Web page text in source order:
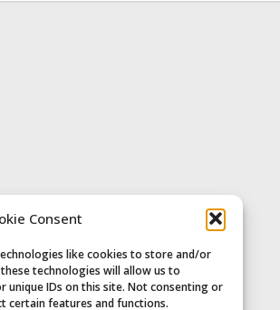
Consent
like cookies to store and/or
technologies will allow us to
unique IDs on this site. Not consenting or
certain features and functions.